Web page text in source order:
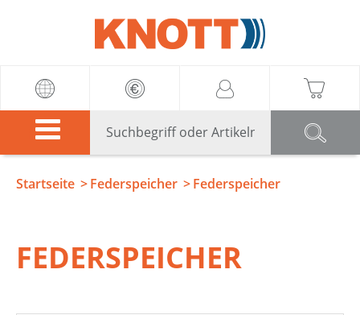
Startseite Federspeicher Federspeicher
FEDERSPEICHER